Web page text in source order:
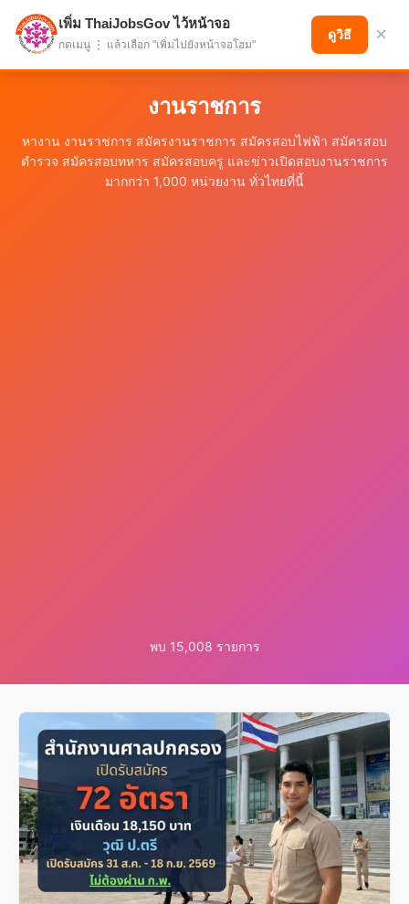
แบ่งปันโอกาส เพื่ออนาคตที่ก้าวหน้า
งานราชการ
หางาน งานราชการ สมัครงานราชการ สมัครสอบไฟฟ้า สมัครสอบ
ตำรวจ สมัครสอบทหาร สมัครสอบครู และข่าวเปิดสอบงานราชการ
มากกว่า 1,000 หน่วยงาน ทั่วไทยที่นี้
พบ 15,008 รายการ
เพิ่ม ThaiJobsGov ไว้หน้าจอ
กดเมนู ⋮ แล้วเลือก "เพิ่มไปยังหน้าจอโฮม"
ดูวิธี ×